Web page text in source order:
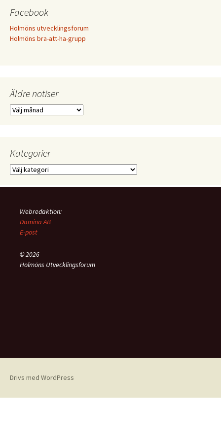
Facebook
Holmöns utvecklingsforum
Holmöns bra-att-ha-grupp
Äldre notiser
Äldre
Kategorier
Kategorier
Webredaktion:
Damina AB
E-post
© 2026
Holmöns Utvecklingsforum
Drivs med WordPress